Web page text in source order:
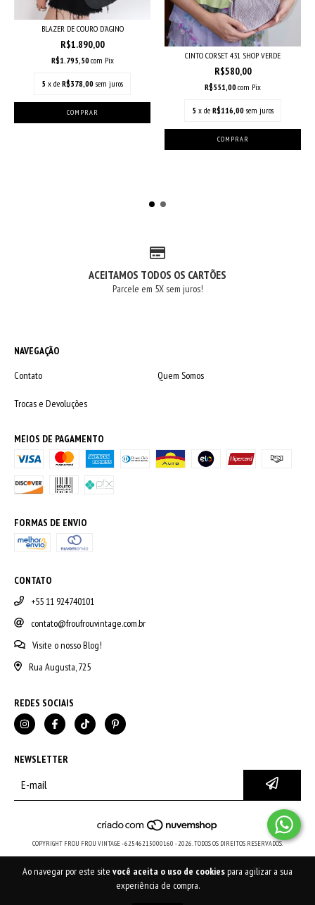
Ao navegar por este site você aceita o uso de cookiespara agilizar a sua
experiência de compra.
BLAZER DE COURO D’AGINO
R$1.890,00
R$1.795,50com Pix
5 x de R$378,00 sem juros
CINTO CORSET 431 SHOP VERDE
R$580,00
R$551,00com Pix
5 x de R$116,00 sem juros
ACEITAMOS TODOS OS CARTÕES
Parcele em 5X sem juros!
NAVEGAÇÃO
Contato
Quem Somos
Trocas e Devoluções
MEIOS DE PAGAMENTO
FORMAS DE ENVIO
CONTATO
+55 11 924740101
contato@froufrouvintage.com.br
Visite o nosso Blog!
Rua Augusta, 725
REDES SOCIAIS
NEWSLETTER
COPYRIGHT FROU FROU VINTAGE - 62546215000160 - 2026. TODOS OS DIREITOS RESERVADOS.